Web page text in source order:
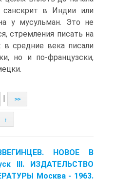
санскрит в Индии или
у мусульман. Это не
стремления писать на
средние века писали
но и по-французски,
>>
↑
НОВОЕ В
III. ИЗДАТЕЛЬСТВО
Москва - 1963.